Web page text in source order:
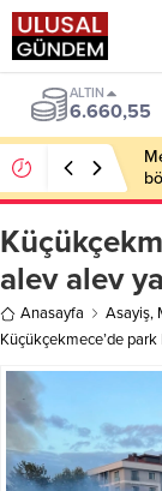
ALTIN
6.660,55
alev alev
Anasayfa Asayiş,
Küçükçekmece’de